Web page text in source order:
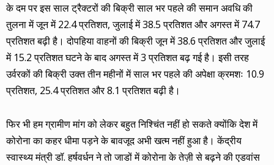
के दम पर इस साल ट्रैक्टरों की बिक्री साल भर पहले की समान अवधि की
तुलना में जून में 22.4 प्रतिशत, जुलाई में 38.5 प्रतिशत और अगस्त में 74.7
प्रतिशत बढ़ी है। दोपहिया वाहनों की बिक्री जून में 38.6 प्रतिशत और जुलाई
में 15.2 प्रतिशत घटने के बाद अगस्त में 3 प्रतिशत बढ़ गई है। इसी तरह
उर्वरकों की बिक्री उक्त तीन महीनों में साल भर पहले की अपेक्षा क्रमशः 10.9
प्रतिशत, 25.4 प्रतिशत और 8.1 प्रतिशत बढ़ी है।
फिर भी हम ग्रामीण मांग को लेकर बहुत निश्चिंत नहीं हो सकते क्योंकि देश में
कोरोना का कहर धीमा पड़ने के बावजूद अभी खत्म नहीं हुआ है। केंद्रीय
स्वास्थ्य मंत्री डॉ. हर्षवर्धन ने तो जाडों में कोरोना के तेज़ी से बढ़ने की एडवांस